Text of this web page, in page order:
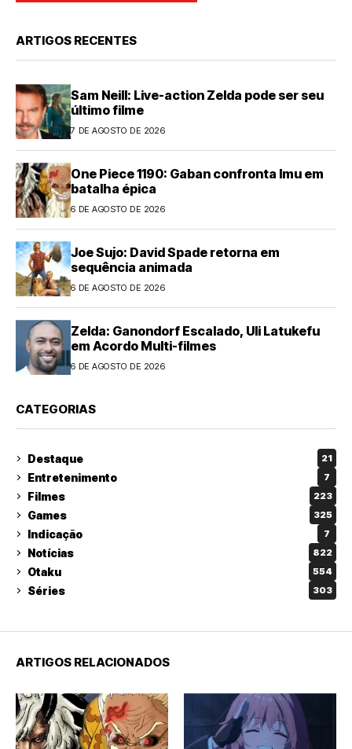
ARTIGOS RECENTES
Sam Neill: Live-action Zelda pode ser seu
último filme
7 DE AGOSTO DE 2026
One Piece 1190: Gaban confronta Imu em
batalha épica
6 DE AGOSTO DE 2026
Joe Sujo: David Spade retorna em
sequência animada
6 DE AGOSTO DE 2026
Zelda: Ganondorf Escalado, Uli Latukefu
em Acordo Multi-filmes
6 DE AGOSTO DE 2026
CATEGORIAS
Destaque 21
Entretenimento 7
Filmes 223
Games 325
Indicação 7
Notícias 822
Otaku 554
Séries 303
ARTIGOS RELACIONADOS